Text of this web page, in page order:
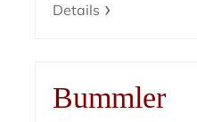
Details
Bummler